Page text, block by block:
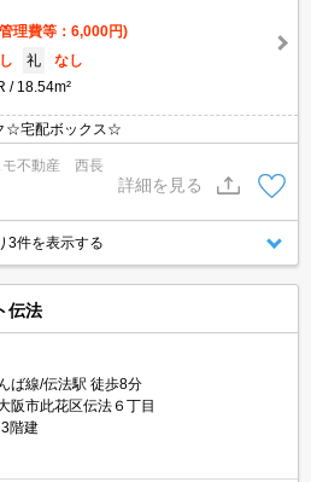
理費等：6,000円)
礼
なし
18.54m²
☆宅配ボックス☆
モ不動産 西長
詳細を見る
3件を表示する
伝法
ば線/伝法駅 徒歩8分
阪市此花区伝法６丁目
3階建